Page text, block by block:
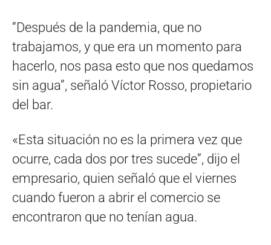
“Después de la pandemia, que no
trabajamos, y que era un momento para
hacerlo, nos pasa esto que nos quedamos
sin agua”, señaló Víctor Rosso, propietario
del bar.
«Esta situación no es la primera vez que
ocurre, cada dos por tres sucede”, dijo el
empresario, quien señaló que el viernes
cuando fueron a abrir el comercio se
encontraron que no tenían agua.